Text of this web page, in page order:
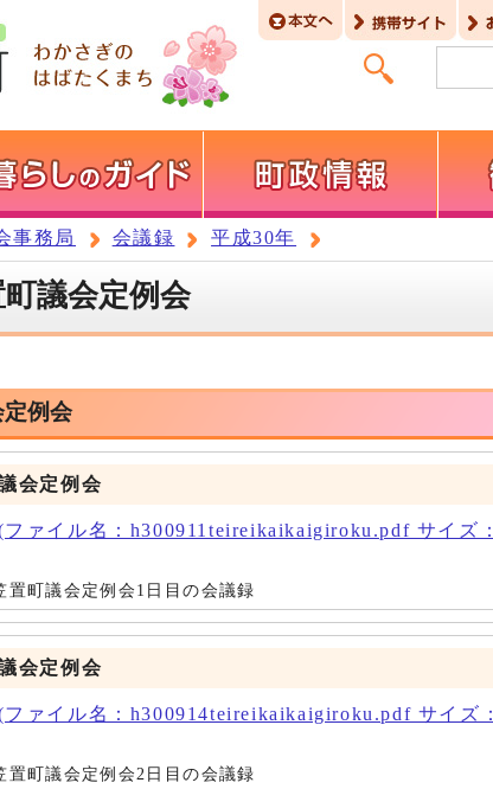
事務局 会議録 平成30年
議会定例会
例会
会定例会
ァイル名：h300911teireikaikaigiroku.pdf サイズ：
置町議会定例会1日目の会議録
会定例会
ァイル名：h300914teireikaikaigiroku.pdf サイズ：
置町議会定例会2日目の会議録